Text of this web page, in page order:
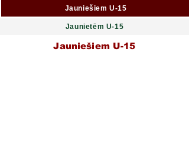
Jauniešiem U-15
Jaunietēm U-15
Jauniešiem U-15